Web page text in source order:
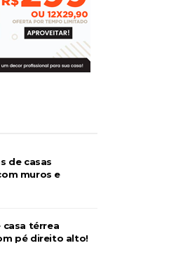
de casas
muros e
casa térrea
pé direito alto!